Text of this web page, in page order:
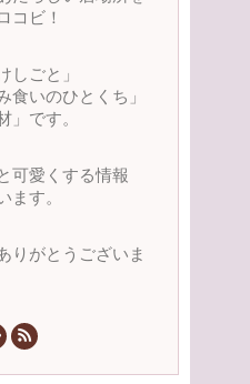
コビ！
しごと」
食いのひとくち」
」です。
可愛くする情報
す。
りがとうございま